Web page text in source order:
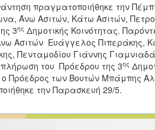
πραγματοποιήθηκε την
Άνω Ασιτών, Κάτω Ασιτών,
3ης Δημοτικής Κοινότητας.
Ασιτών Ευάγγελος Πιπεράκης,
Πενταμοδίου Γιάννης
του Πρόεδρου της 3ης
Πρόεδρος των Βουτών Μπάμπης
την Παρασκευή 29/5.